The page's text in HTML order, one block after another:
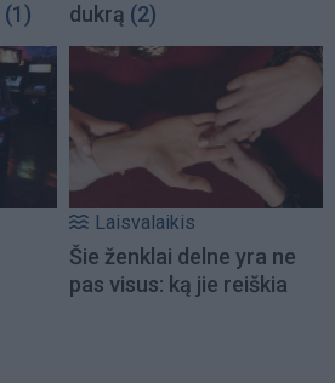
(1)
dukrą (2)
Laisvalaikis
Šie ženklai delne yra ne
pas visus: ką jie reiškia